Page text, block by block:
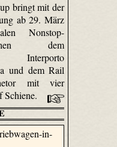
bringt mit der
ab 29. März
Nonstop-
dem
Interporto
und dem Rail
mit vier
Schiene.